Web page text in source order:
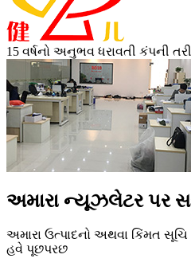
15 વર્ષનો અનુભવ ધરાવતી કંપની
અમારા ન્યૂઝલેટર પર
અમારા ઉત્પાદનો અથવા કિંમત
હવે પૂછપરછ